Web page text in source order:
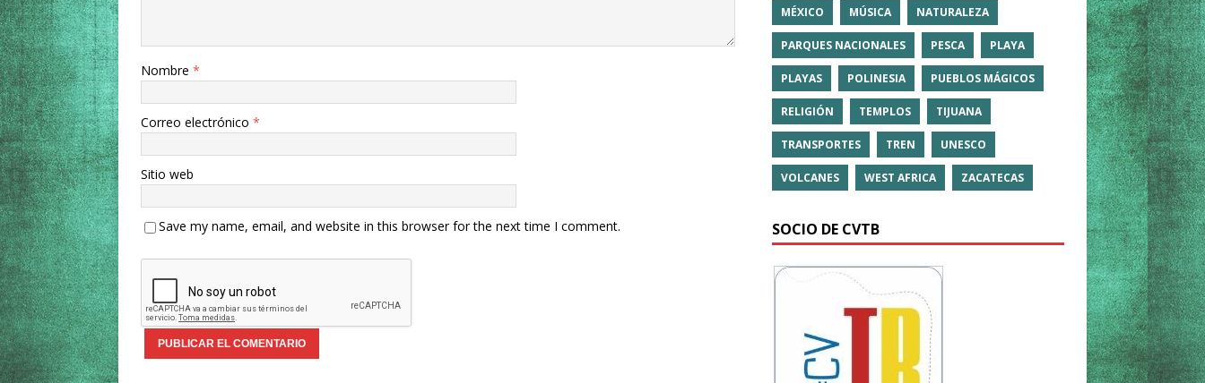
Nombre *
Correo electrónico *
Sitio web
Save my name, email, and website in this browser for the next time I comment.
MÉXICO MÚSICA NATURALEZA
PARQUES NACIONALES PESCA PLAYA
PLAYAS POLINESIA PUEBLOS MÁGICOS
RELIGIÓN TEMPLOS TIJUANA
TRANSPORTES TREN UNESCO
VOLCANES WEST AFRICA ZACATECAS
SOCIO DE CVTB